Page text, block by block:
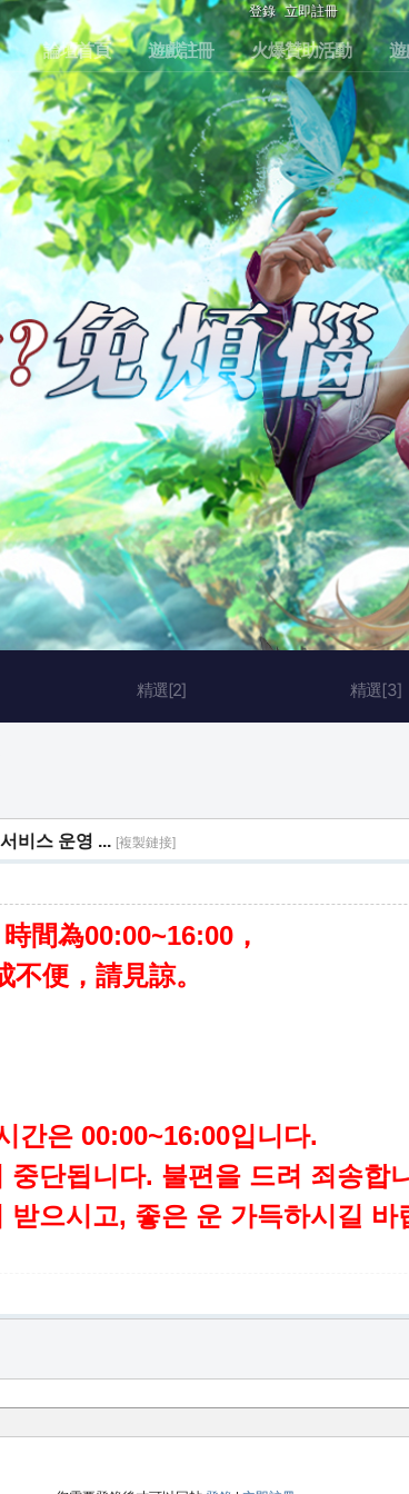
登錄 立即註冊
論壇首頁 遊戲註冊 火爆贊助活動 遊
精選[2] 精選[3]
비스 운영 ... [複製鏈接]
間為00:00~16:00，
便，請見諒。
간은 00:00~16:00입니다.
단됩니다. 불편을 드려 죄송합
으시고, 좋은 운 가득하시길 바